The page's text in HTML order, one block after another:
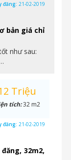
bản giá chỉ
như sau:
đăng: 21-02-2019
32m2,
Triệu
tích:32 m2
đăng: 21-02-2019